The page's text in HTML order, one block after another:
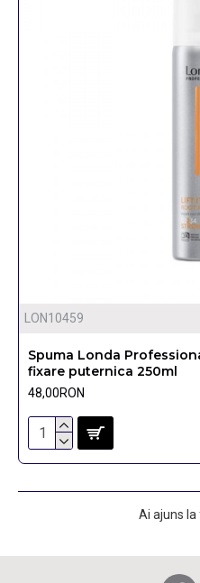
LON10459
Spuma Londa
fixare puternica 250ml
48,00RON
Ai ajuns la